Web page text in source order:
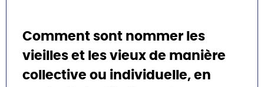
Comment sont nommer les
vieilles et les vieux de manière
collective ou individuelle, en